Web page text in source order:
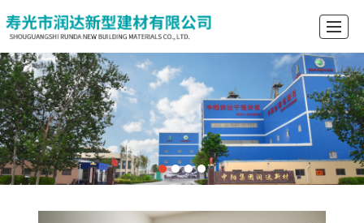
首页 公司介绍 产品展示 新闻动态 人才招聘 联系我们